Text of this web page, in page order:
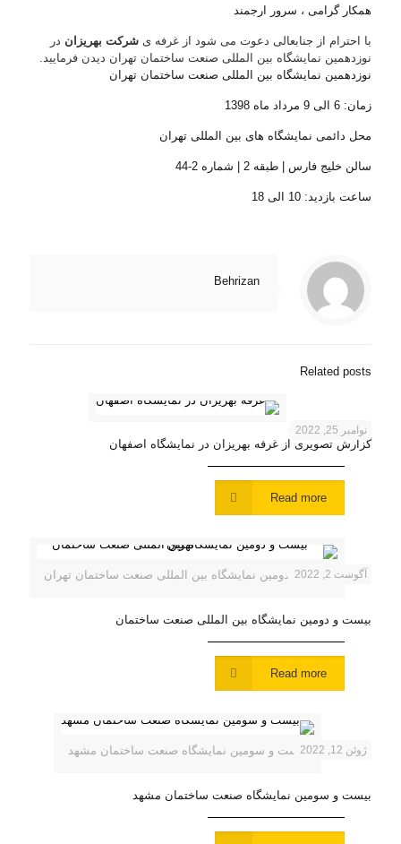
همکار گرامی ، سرور ارجمند
با احترام از جنابعالی دعوت می شود از غرفه ی شرکت بهریزان در
نوزدهمین نمایشگاه بین المللی صنعت ساختمان تهران دیدن فرمایید.
نوزدهمین نمایشگاه بین المللی صنعت ساختمان تهران
زمان: 6 الی 9 مرداد ماه 1398
محل دائمی نمایشگاه های بین المللی تهران
سالن خلیج فارس | طبقه 2 | شماره 2-44
ساعت بازدید: 10 الی 18
Behrizan
Related posts
نوامبر 25, 2022
گزارش تصویری از غرفه بهریزان در نمایشگاه اصفهان
Read more
بیست و دومین نمایشگاه بین المللی صنعت ساختمان تهران آگوست 2, 2022
بیست و دومین نمایشگاه بین المللی صنعت ساختمان
Read more
بیست و سومین نمایشگاه صنعت ساختمان مشهد ژوئن 12, 2022
بیست و سومین نمایشگاه صنعت ساختمان مشهد